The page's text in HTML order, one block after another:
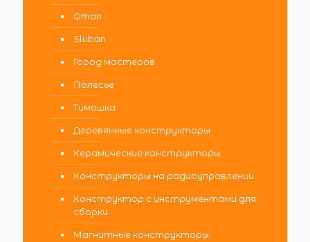
Qman
Sluban
Город мастеров
Полесье
Тимошка
Деревянные конструкторы
Керамические конструкторы
Конструкторы на радиоуправлении
Конструктор с инструментами для
сборки
Магнитные конструкторы